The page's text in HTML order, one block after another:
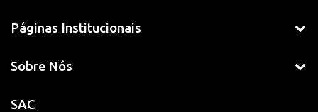
Páginas Institucionais
Sobre Nós
SAC